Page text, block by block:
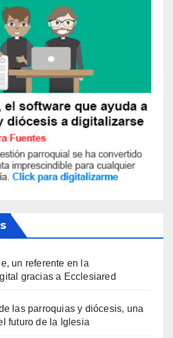
un referente en la
gracias a Ecclesiared
las parroquias y diócesis, una
futuro de la Iglesia